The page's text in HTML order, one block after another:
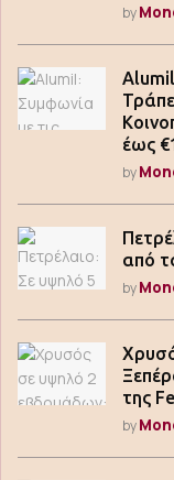
by
έως
by
από
by
της
by